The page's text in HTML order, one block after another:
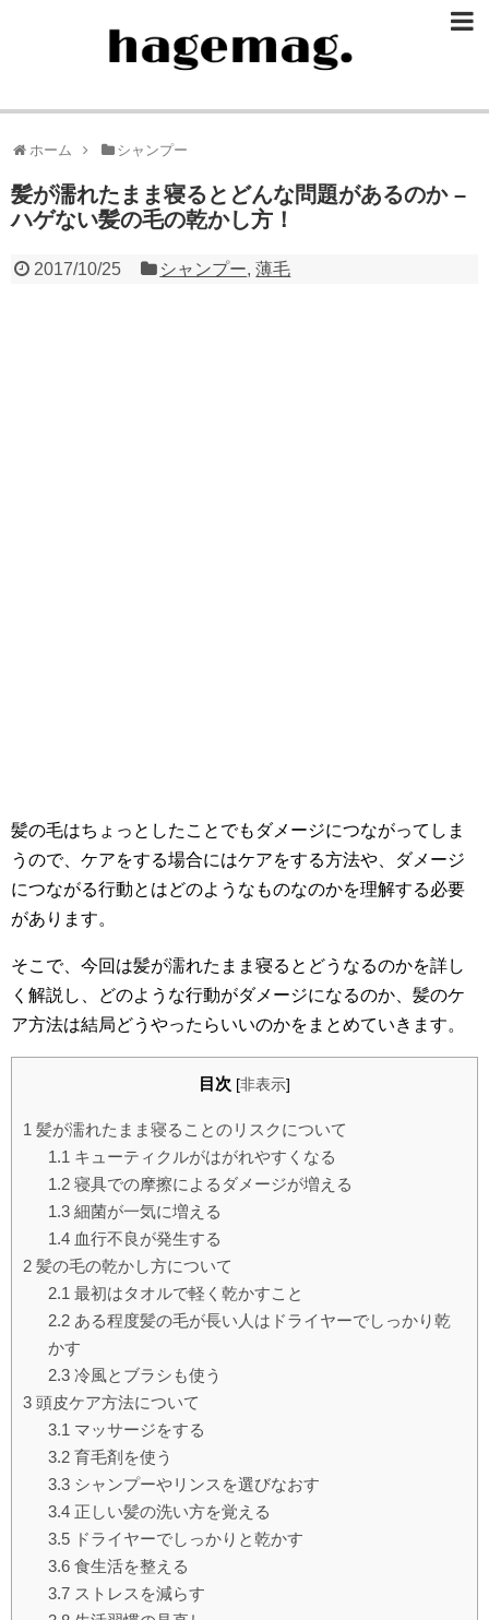
ホーム シャンプー
髪が濡れたまま寝るとどんな問題があるのか –
ハゲない髪の毛の乾かし方！
2017/10/25 シャンプー,薄毛
髪の毛はちょっとしたことでもダメージにつながってしま
うので、ケアをする場合にはケアをする方法や、ダメージ
につながる行動とはどのようなものなのかを理解する必要
があります。
そこで、今回は髪が濡れたまま寝るとどうなるのかを詳し
く解説し、どのような行動がダメージになるのか、髪のケ
ア方法は結局どうやったらいいのかをまとめていきます。
目次 [非表示]
1 髪が濡れたまま寝ることのリスクについて
1.1 キューティクルがはがれやすくなる
1.2寝具での摩擦によるダメージが増える
1.3細菌が一気に増える
1.4血行不良が発生する
2 髪の毛の乾かし方について
2.1 最初はタオルで軽く乾かすこと
2.2ある程度髪の毛が長い人はドライヤーでしっかり乾
かす
2.3冷風とブラシも使う
3 頭皮ケア方法について
3.1 マッサージをする
3.2育毛剤を使う
3.3シャンプーやリンスを選びなおす
3.4正しい髪の洗い方を覚える
3.5ドライヤーでしっかりと乾かす
3.6食生活を整える
3.7ストレスを減らす